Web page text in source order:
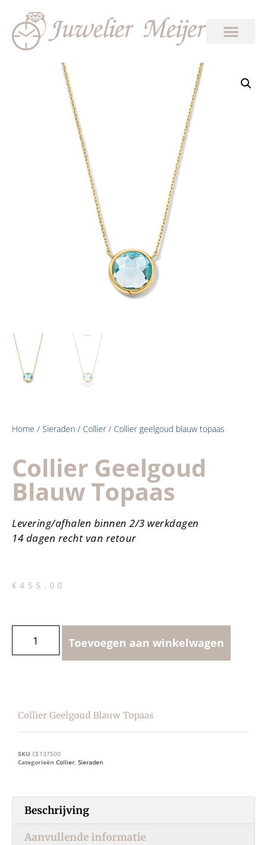
Home / Sieraden / Collier/ Collier geelgoud blauw topaas
Collier Geelgoud
Blauw Topaas
Levering/afhalen binnen 2/3 werkdagen
14 dagen recht van retour
€455.00
Toevoegen aan winkelwagen
Collier Geelgoud Blauw Topaas
SKU CE137500
Categorieën Collier, Sieraden
Beschrijving
Aanvullende informatie